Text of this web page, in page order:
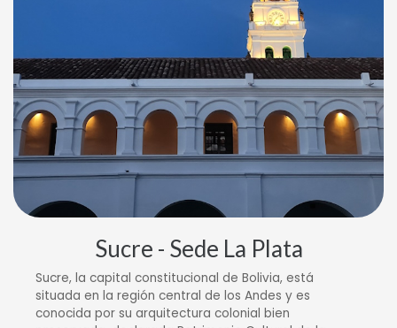
Sucre - Sede La Plata
Sucre, la capital constitucional de Bolivia, está
situada en la región central de los Andes y es
conocida por su arquitectura colonial bien